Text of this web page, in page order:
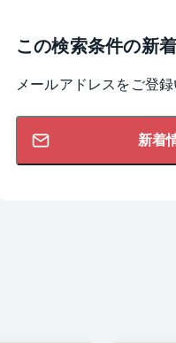
この検索条件の新
メールアドレスをご登
新着